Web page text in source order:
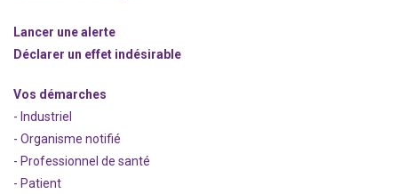
Lancer une alerte
Déclarer un effet indésirable
Vos démarches
- Industriel
- Organisme notifié
- Professionnel de santé
- Patient